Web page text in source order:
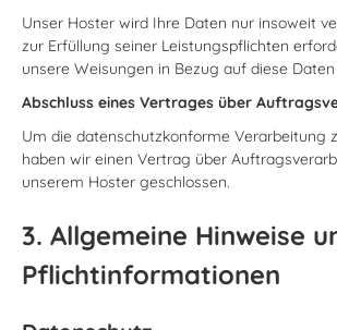
Unser Hoster wird Ihre Daten nur insoweit
zur Erfüllung seiner Leistungspflichten
unsere Weisungen in Bezug auf diese
Abschluss eines Vertrages über
Um die datenschutzkonforme Verarbeitung
haben wir einen Vertrag über
unserem Hoster geschlossen.
3. Allgemeine Hinweise
Pflichtinformationen